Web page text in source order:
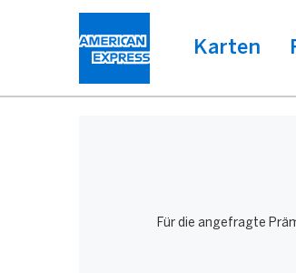
Karten
Für die angefragte